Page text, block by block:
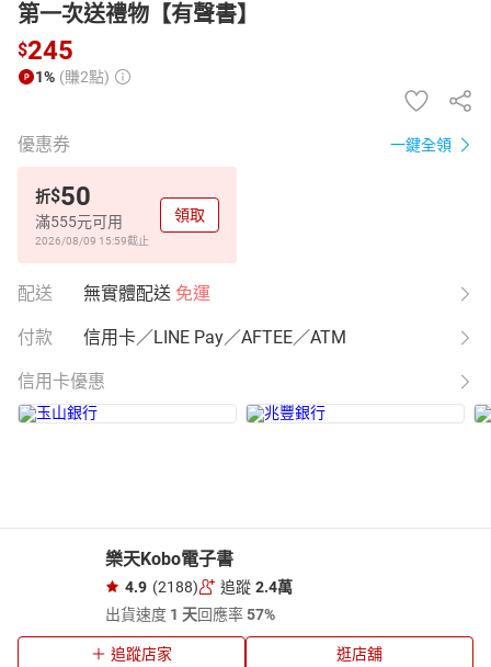
第一次送禮物【有聲書】
$245
1% (賺2點)
優惠券 一鍵全領
折$50
滿555元可用
2026/08/09 15:59截止
領取
配送 無實體配送 免運
付款 信用卡／LINE Pay／AFTEE／ATM
信用卡優惠
樂天Kobo電子書
4.9 (2188) 追蹤 2.4萬
出貨速度 1 天回應率57%
追蹤店家 逛店舖